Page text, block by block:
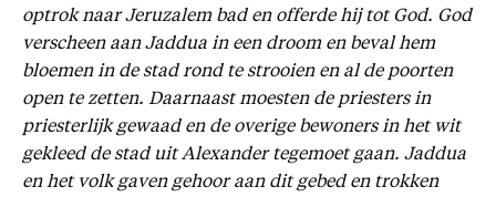
optrok naar Jeruzalem bad en offerde hij tot God. God
verscheen aan Jaddua in een droom en beval hem
bloemen in de stad rond te strooien en al de poorten
open te zetten. Daarnaast moesten de priesters in
priesterlijk gewaad en de overige bewoners in het wit
gekleed de stad uit Alexander tegemoet gaan. Jaddua
en het volk gaven gehoor aan dit gebed en trokken